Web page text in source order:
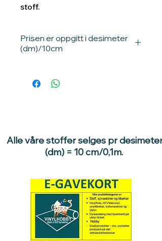
stoff.
Prisen er oppgitt i desimeter
(dm)/10cm
1 dm = 10 cm / 0,1meter.
10dm/1 meter.
Ønsker du 1,7 meter stoff, velger du
Alle våre stoffer selges pr desimeter
(dm) = 10 cm/0,1m.